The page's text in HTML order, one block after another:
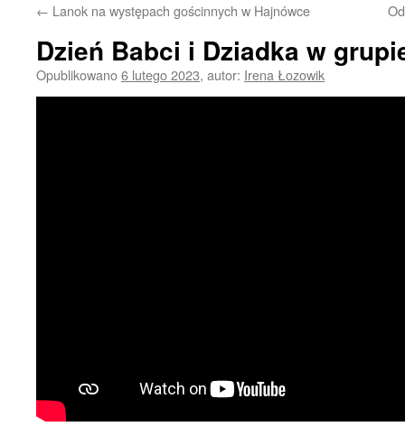
← Lanok na występach gościnnych w Hajnówce
Dzień Babci i Dziadka w
Opublikowano6 lutego 2023, autor: Irena Łozowik